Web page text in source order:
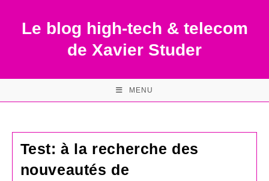
contentLe blog high-tech & telecom
de Xavier Studer
MENU
Test: à la recherche des
nouveautés de